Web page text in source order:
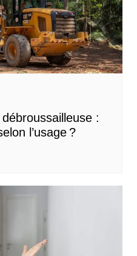
:
l’usage ?